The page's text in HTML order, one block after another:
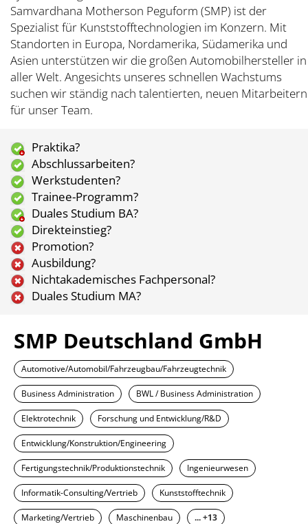
Samvardhana Motherson Peguform (SMP) ist der
Spezialist für Kunststofftechnologien im Konzern. Mit
Standorten in Europa, Nordamerika, Südamerika und
Asien unterstützen wir die großen Automobilhersteller in
aller Welt. Angesichts unseres schnellen Wachstums
suchen wir ständig nach talentierten, neuen Mitarbeitern
für unser Team.
Praktika?
Abschlussarbeiten?
Werkstudenten?
Trainee-Programm?
Duales Studium BA?
Direkteinstieg?
Promotion?
Ausbildung?
Nichtakademisches Fachpersonal?
Duales Studium MA?
SMP Deutschland GmbH
Automotive/Automobil/Fahrzeugbau/Fahrzeugtechnik
Business Administration BWL / Business Administration
Elektrotechnik Forschung und Entwicklung/R&D
Entwicklung/Konstruktion/Engineering
Fertigungstechnik/Produktionstechnik Ingenieurwesen
Informatik-Consulting/Vertrieb Kunststofftechnik
Marketing/Vertrieb Maschinenbau ... +13